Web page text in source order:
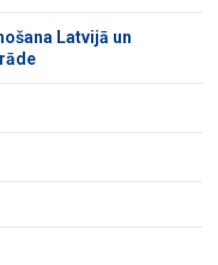
Latvijā un